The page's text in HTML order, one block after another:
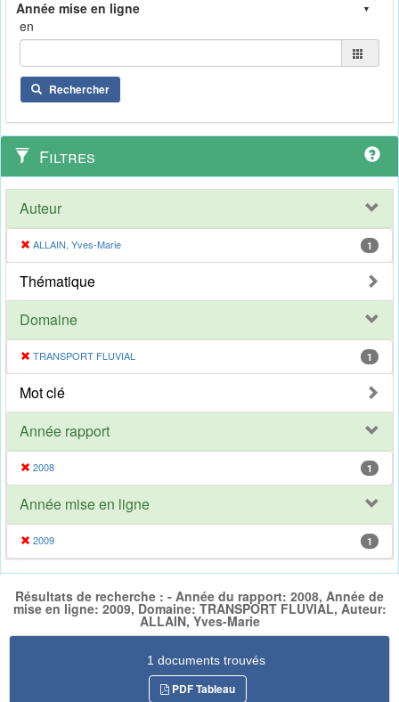
en
Rechercher
Filtres
Auteur
ALLAIN, Yves-Marie 1
Thématique
Domaine
TRANSPORT FLUVIAL 1
Mot clé
Année rapport
2008 1
Année mise en ligne
2009 1
Résultats de recherche : - Année du rapport: 2008, Année de
mise en ligne: 2009, Domaine: TRANSPORT FLUVIAL, Auteur:
ALLAIN, Yves-Marie
1 documents trouvés
PDF Tableau